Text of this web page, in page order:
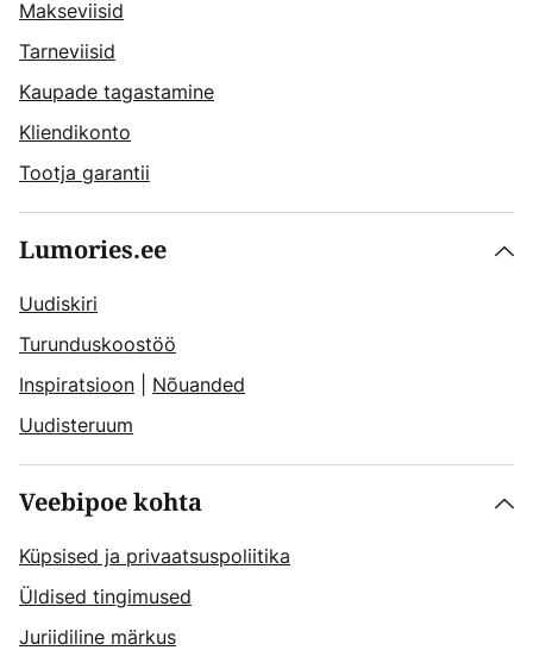
Makseviisid
Tarneviisid
Kaupade tagastamine
Kliendikonto
Tootja garantii
Lumories.ee
Uudiskiri
Turunduskoostöö
Inspiratsioon
Nõuanded
Uudisteruum
Veebipoe kohta
Küpsised ja privaatsuspoliitika
Üldised tingimused
Juriidiline märkus